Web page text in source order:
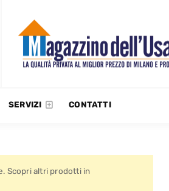
SERVIZI CONTATTI
Scopri altri prodotti in